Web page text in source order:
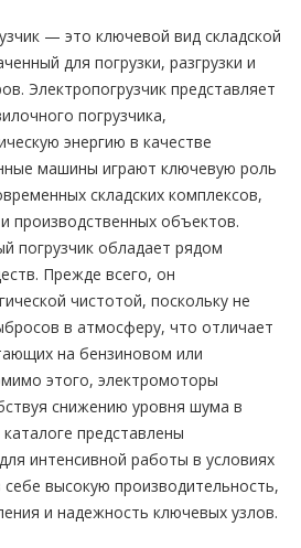
— это ключевой вид складской
для погрузки, разгрузки и
Электропогрузчик представляет
погрузчика,
энергию в качестве
машины играют ключевую роль
складских комплексов,
производственных объектов.
погрузчик обладает рядом
Прежде всего, он
чистотой, поскольку не
в атмосферу, что отличает
на бензиновом или
этого, электромоторы
снижению уровня шума в
представлены
интенсивной работы в условиях
высокую производительность,
и надежность ключевых узлов.